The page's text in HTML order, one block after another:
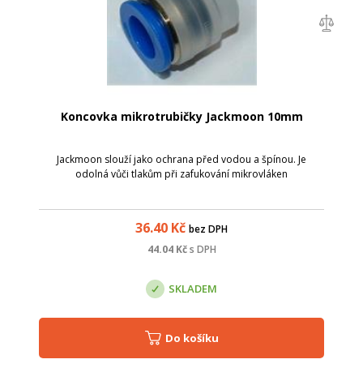
Koncovka mikrotrubičky Jackmoon 10mm
Jackmoon slouží jako ochrana před vodou a špínou. Je
odolná vůči tlakům při zafukování mikrovláken
36.40 Kč bez DPH
44.04Kč s DPH
SKLADEM
Do košíku